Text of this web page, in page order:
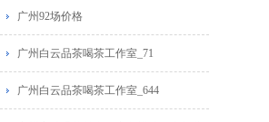
广州92场价格
广州白云品茶喝茶工作室_71
广州白云品茶喝茶工作室_644